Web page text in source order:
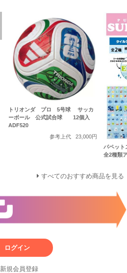
トリオンダ プロ 5号球 サッカ
ーボール 公式試合球 12個入
ADF520
参考上代
23,000円
パペッ
全2種類
すべてのおすすめ商品を見る
ログイン
新規会員登録